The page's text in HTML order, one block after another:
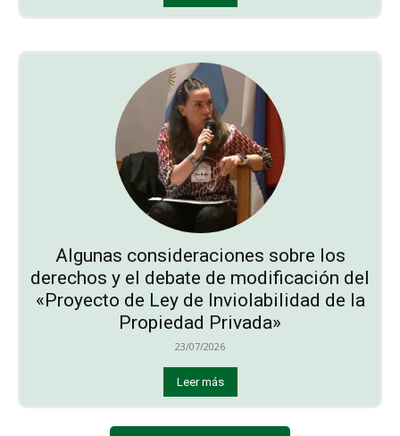
Algunas consideraciones sobre los
derechos y el debate de modificación del
«Proyecto de Ley de Inviolabilidad de la
Propiedad Privada»
23/07/2026
Leer más